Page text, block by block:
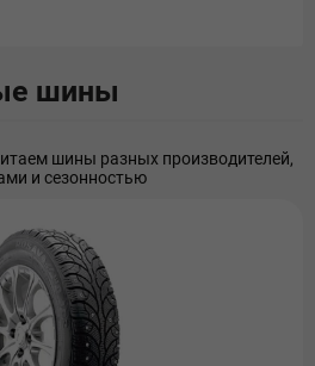
шины
шины разных производителей,
и сезонностью